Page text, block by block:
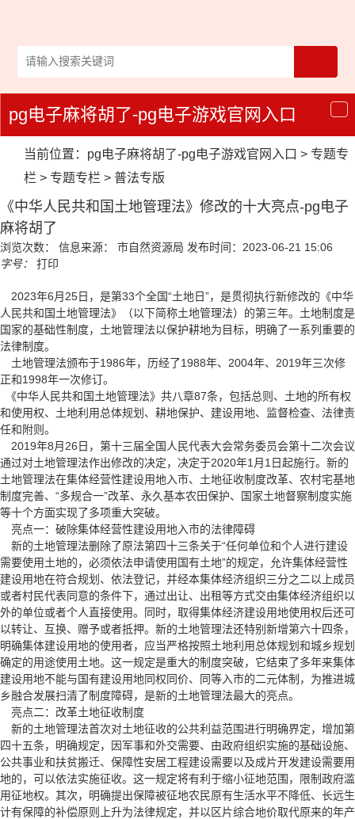
导
航
pg电子麻将胡了-pg电子游戏官网入口
当前位置： pg电子麻将胡了-pg电子游戏官网入口 > 专题专
栏 > 专题专栏 > 普法专版
《中华人民共和国土地管理法》修改的十大亮点-pg电子
麻将胡了
浏览次数： 信息来源： 市自然资源局 发布时间：2023-06-21 15:06
字号：
打印
2023年6月25日，是第33个全国“土地日”，是贯彻执行新修改的 《中华
人民共和国土地管理法》
（以下简称土地管理法）的第三年。土地制度是
国家的基础性制度，土地管理法以保护耕地为目标，明确了一系列重要的
法律制度。
土地管理法颁布于1986年，历经了1988年、2004年、2019年三次修
正和1998年一次修订。
《中华人民共和国土地管理法》 共八章87条，包括总则、土地的所有权
和使用权、土地利用总体规划、耕地保护、建设用地、监督检查、法律责
任和附则。
2019年8月26日，第十三届全国人民代表大会常务委员会第十二次会议
通过对土地管理法作出修改的决定，决定于2020年1月1日起施行。新的
土地管理法在集体经营性建设用地入市、土地征收制度改革、农村宅基地
制度完善、“多规合一”改革、永久基本农田保护、国家土地督察制度实施
等十个方面实现了多项重大突破。
亮点一：破除集体经营性建设用地入市的法律障碍
新的土地管理法删除了原法第四十三条关于“任何单位和个人进行建设
需要使用土地的，必须依法申请使用国有土地”的规定，允许集体经营性
建设用地在符合规划、依法登记，并经本集体经济组织三分之二以上成员
或者村民代表同意的条件下，通过出让、出租等方式交由集体经济组织以
外的单位或者个人直接使用。同时，取得集体经济建设用地使用权后还可
以转让、互换、赠予或者抵押。新的土地管理法还特别新增第六十四条，
明确集体建设用地的使用者，应当严格按照土地利用总体规划和城乡规划
确定的用途使用土地。这一规定是重大的制度突破，它结束了多年来集体
建设用地不能与国有建设用地同权同价、同等入市的二元体制，为推进城
乡融合发展扫清了制度障碍，是新的土地管理法最大的亮点。
亮点二：改革土地征收制度
新的土地管理法首次对土地征收的公共利益范围进行明确界定，增加第
四十五条，明确规定，因军事和外交需要、由政府组织实施的基础设施、
公共事业和扶贫搬迁、保障性安居工程建设需要以及成片开发建设需要用
地的，可以依法实施征收。这一规定将有利于缩小征地范围，限制政府滥
用征地权。其次，明确提出保障被征地农民原有生活水平不降低、长远生
计有保障的补偿原则上升为法律规定，并以区片综合地价取代原来的年产